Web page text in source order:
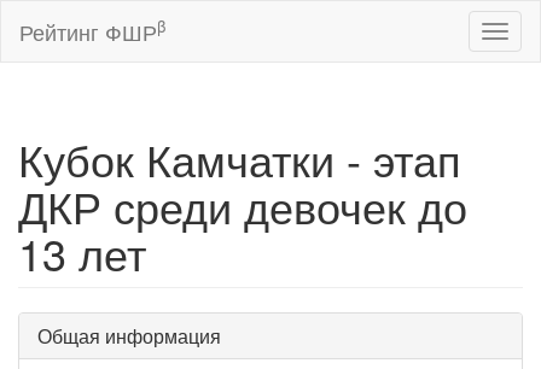
Рейтинг ФШРβ
Кубок Камчатки - этап
ДКР среди девочек до
13 лет
Общая информация